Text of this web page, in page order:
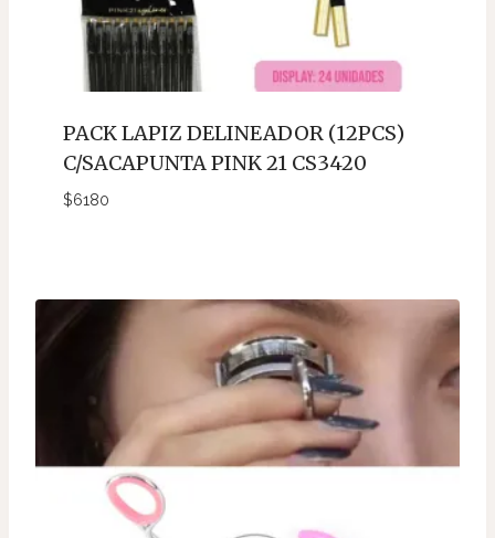
PACK LAPIZ DELINEADOR (12PCS)
C/SACAPUNTA PINK 21 CS3420
$6180